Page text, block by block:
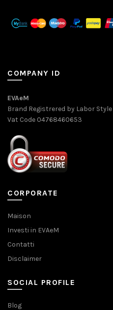
COMPANY ID
EVAeM
Brand Registrered by Labor Style
Vat Code 04768460653
CORPORATE
Maison
Investi in EVAeM
Contatti
Disclaimer
SOCIAL PROFILE
Blog